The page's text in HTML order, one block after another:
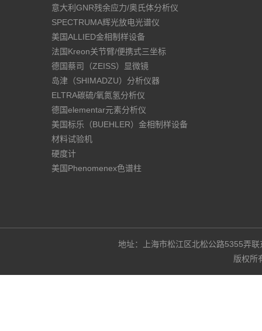
意大利GNR残余应力/奥氏体分析仪
SPECTRUMA辉光放电光谱仪
美国ALLIED金相制样设备
法国Kreon关节臂/便携式三坐标
德国蔡司（ZEISS）显微镜
岛津（SHIMADZU）分析仪器
ELTRA碳硫/氧氮氢分析仪
德国elementar元素分析仪
美国标乐（BUEHLER）金相制样设备
材料试验机
硬度计
美国Phenomenex色谱柱
地址：上海市松江区北松公路5355
版权所